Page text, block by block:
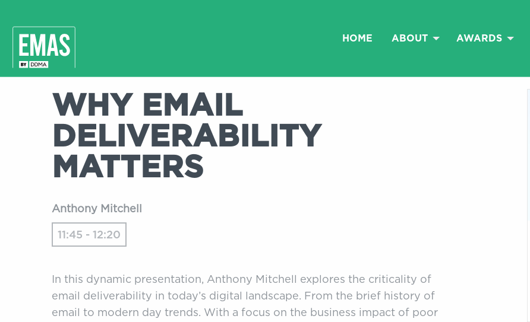
HOME ABOUT AWARDS
WHY EMAIL
DELIVERABILITY
MATTERS
Anthony Mitchell
11:45 - 12:20
In this dynamic presentation, Anthony Mitchell explores the criticality of
email deliverability in today’s digital landscape. From the brief history of
email to modern day trends. With a focus on the business impact of poor